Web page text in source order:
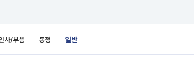
사/부음 동정 일반